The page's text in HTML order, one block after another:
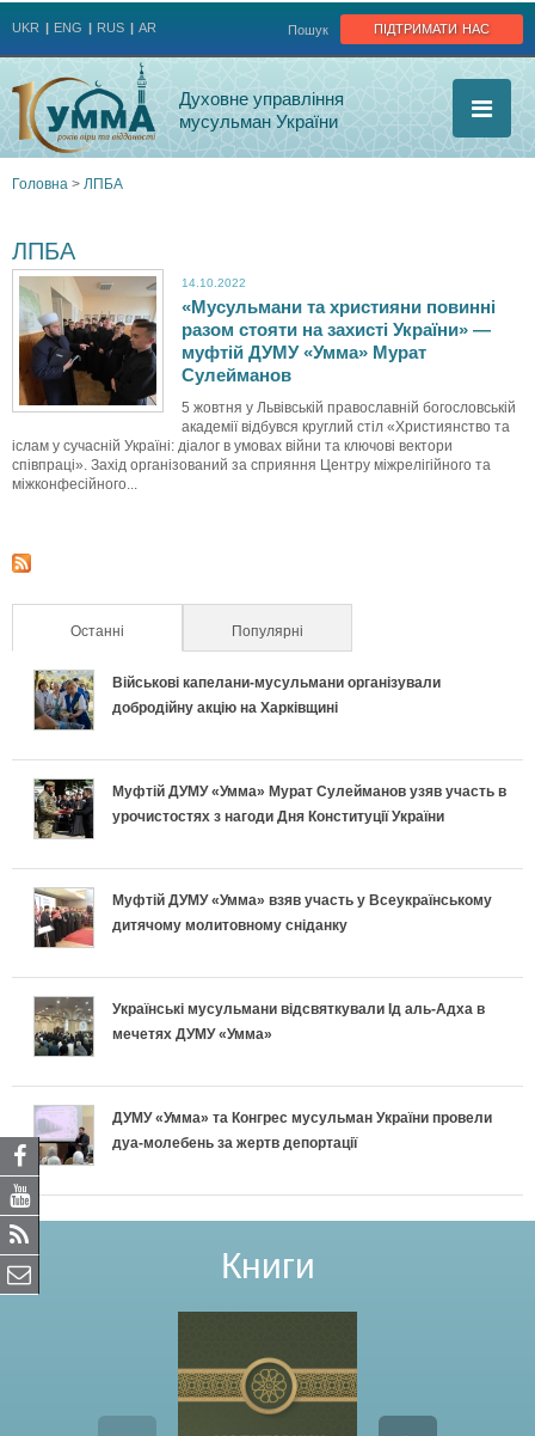
підтримати нас
Пошук
UKR ENG RUS AR
Духовне управління
мусульман України
є
тут
Головна > ЛПБА
ЛПБА
14.10.2022
«Мусульмани та християни повинні
разом стояти на захисті України» —
муфтій ДУМУ «Умма» Мурат
Сулейманов
5 жовтня у Львівській православній богословській
академії відбувся круглий стіл «Християнство та
іслам у сучасній Україні: діалог в умовах війни та ключові вектори
співпраці». Захід організований за сприяння Центру міжрелігійного та
міжконфесійного...
Останні (активна вкладка)Популярні
Військові капелани-мусульмани організували
добродійну акцію на Харківщині
Муфтій ДУМУ «Умма» Мурат Сулейманов узяв участь в
урочистостях з нагоди Дня Конституції України
Муфтій ДУМУ «Умма» взяв участь у Всеукраїнському
дитячому молитовному сніданку
Українські мусульмани відсвяткували Ід аль-Адха в
мечетях ДУМУ «Умма»
ДУМУ «Умма» та Конгрес мусульман України провели
дуа-молебень за жертв депортації
Книги